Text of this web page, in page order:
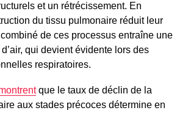
et un rétrécissement. En
du tissu pulmonaire réduit leur
combiné de ces processus entraîne une
qui devient évidente lors des
respiratoires.
que le taux de déclin de la
aux stades précoces détermine en